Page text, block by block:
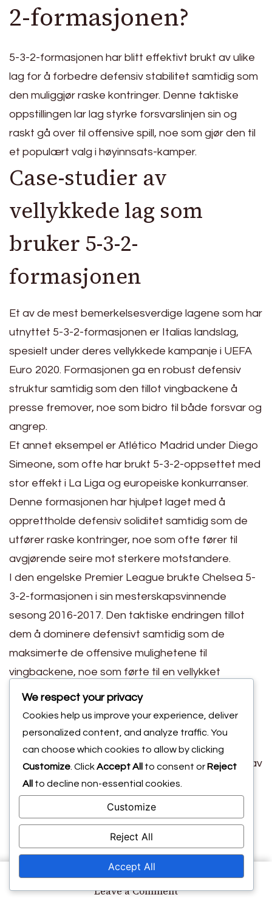
Leave a Commenton
2-formasjonen?
5-3-2-formasjonen har blitt effektivt brukt av ulike
lag for å forbedre defensiv stabilitet samtidig som
den muliggjør raske kontringer. Denne taktiske
oppstillingen lar lag styrke forsvarslinjen sin og
raskt gå over til offensive spill, noe som gjør den til
et populært valg i høyinnsats-kamper.
Case-studier av
vellykkede lag som
bruker 5-3-2-
formasjonen
Et av de mest bemerkelsesverdige lagene som har
utnyttet 5-3-2-formasjonen er Italias landslag,
spesielt under deres vellykkede kampanje i UEFA
Euro 2020. Formasjonen ga en robust defensiv
struktur samtidig som den tillot vingbackene å
presse fremover, noe som bidro til både forsvar og
angrep.
Et annet eksempel er Atlético Madrid under Diego
Simeone, som ofte har brukt 5-3-2-oppsettet med
stor effekt i La Liga og europeiske konkurranser.
Denne formasjonen har hjulpet laget med å
opprettholde defensiv soliditet samtidig som de
utfører raske kontringer, noe som ofte fører til
avgjørende seire mot sterkere motstandere.
I den engelske Premier League brukte Chelsea 5-
3-2-formasjonen i sin mesterskapsvinnende
sesong 2016-2017. Den taktiske endringen tillot
dem å dominere defensivt samtidig som de
maksimerte de offensive mulighetene til
vingbackene, noe som førte til en vellykket
kampanje.
Italia – UEFA Euro 2020: Balansert forsvar
og raske overganger førte til en sterk
turneringsprestasjon.
Atlético Madrid – La Liga: Konsistent bruk av
formasjonen har resultert i flere nasjonale
og europeiske titler.
Chelsea – Premier League 2016-2017:
Taktisk fleksibilitet og bidrag fra
vingbackene var nøkkelen til deres suksess.
We respect your privacy
Cookies help us improve your experience, deliver
personalized content, and analyze traffic. You
can choose which cookies to allow by clicking
Customize . ClickAccept All to consent or Reject
All
to decline non-essential cookies.
Customize
Reject All
Accept All